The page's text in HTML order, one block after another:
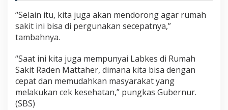
“Selain itu, kita juga akan mendorong agar rumah
sakit ini bisa di pergunakan secepatnya,”
tambahnya.
“Saat ini kita juga mempunyai Labkes di Rumah
Sakit Raden Mattaher, dimana kita bisa dengan
cepat dan memudahkan masyarakat yang
melakukan cek kesehatan,” pungkas Gubernur.
(SBS)